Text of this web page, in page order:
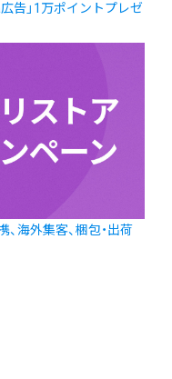
告」1万ポイントプレゼ
、海外集客、梱包・出荷